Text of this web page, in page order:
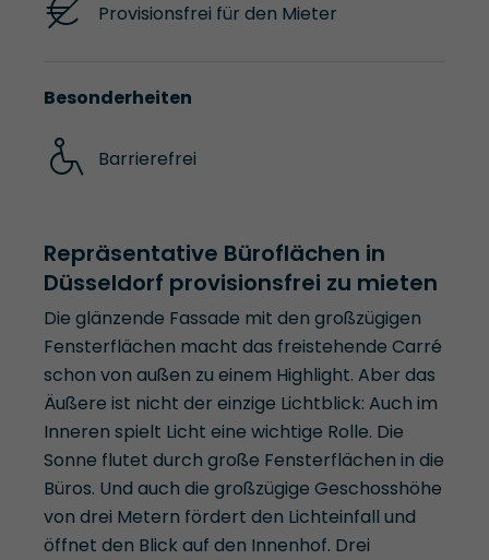
Provisionsfrei für den Mieter
Besonderheiten
Barrierefrei
Repräsentative Büroflächen in
Düsseldorf provisionsfrei zu mieten
Die glänzende Fassade mit den großzügigen
Fensterflächen macht das freistehende Carré
schon von außen zu einem Highlight. Aber das
Äußere ist nicht der einzige Lichtblick: Auch im
Inneren spielt Licht eine wichtige Rolle. Die
Sonne flutet durch große Fensterflächen in die
Büros. Und auch die großzügige Geschosshöhe
von drei Metern fördert den Lichteinfall und
öffnet den Blick auf den Innenhof. Drei